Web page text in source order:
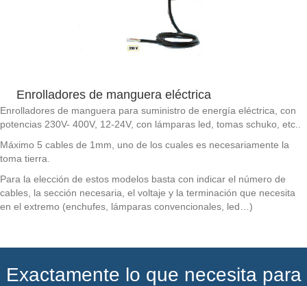
Enrolladores de manguera eléctrica
Enrolladores de manguera para suministro de energía eléctrica, con
potencias 230V- 400V, 12-24V, con lámparas led, tomas schuko, etc..
Máximo 5 cables de 1mm, uno de los cuales es necesariamente la
toma tierra.
Para la elección de estos modelos basta con indicar el número de
cables, la sección necesaria, el voltaje y la terminación que necesita
en el extremo (enchufes, lámparas convencionales, led…)
Exactamente lo que necesita para